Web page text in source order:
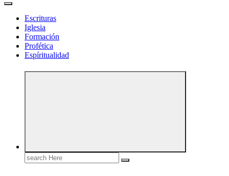
Escrituras
Iglesia
Formación
Profética
Espíritualidad
Search
for: